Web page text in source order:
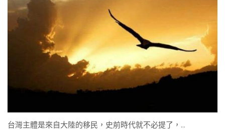
台灣主體是來自大陸的移民，史前時代就不必提了，…